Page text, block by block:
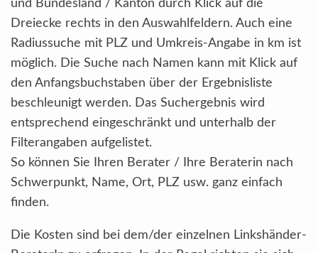
und Bundesland / Kanton durch Klick auf die
Dreiecke rechts in den Auswahlfeldern. Auch eine
Radiussuche mit PLZ und Umkreis-Angabe in km ist
möglich. Die Suche nach Namen kann mit Klick auf
den Anfangsbuchstaben über der Ergebnisliste
beschleunigt werden. Das Suchergebnis wird
entsprechend eingeschränkt und unterhalb der
Filterangaben aufgelistet.
So können Sie Ihren Berater / Ihre Beraterin nach
Schwerpunkt, Name, Ort, PLZ usw. ganz einfach
finden.
Die Kosten sind bei dem/der einzelnen Linkshänder-